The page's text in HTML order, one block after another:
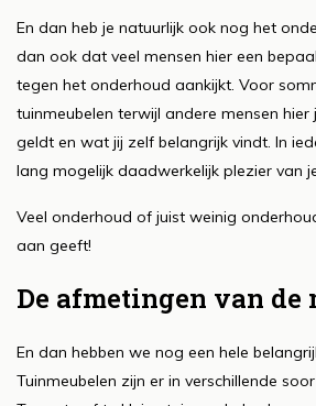
En dan heb je natuurlijk ook nog het
dan ook dat veel mensen hier een
tegen het onderhoud aankijkt. Voor
tuinmeubelen terwijl andere mensen
geldt en wat jij zelf belangrijk vindt. In
lang mogelijk daadwerkelijk plezier van
Veel onderhoud of juist weinig
aan geeft!
De afmetingen van de
En dan hebben we nog een hele
Tuinmeubelen zijn er in verschillende